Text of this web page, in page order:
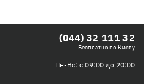
(044) 32 111 32
Бесплатно по Киеву
Пн-Вс: с 09:00 до 20:00